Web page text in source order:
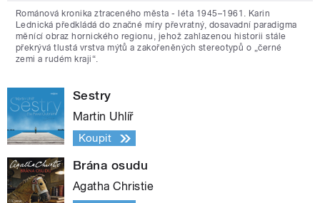
Románová kronika ztraceného města - léta 1945–1961. Karin
Lednická předkládá do značné míry převratný, dosavadní paradigma
měnící obraz hornického regionu, jehož zahlazenou historii stále
překrývá tlustá vrstva mýtů a zakořeněných stereotypů o „černé
zemi a rudém kraji“.
Sestry
Martin Uhlíř
Koupit
Brána osudu
Agatha Christie